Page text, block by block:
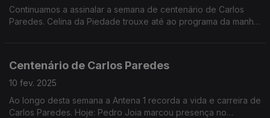
Continuamos a assinalar a semana de centenário de Carlos
Paredes. Celina da Piedade trouxe até ao programa da manhã
Centenário de Carlos Paredes
10 fev. 2025
Ao longo desta semana a Antena 1 recorda a vida e carreira de
Carlos Paredes. Hoje: Pedro Joia marcou presença no